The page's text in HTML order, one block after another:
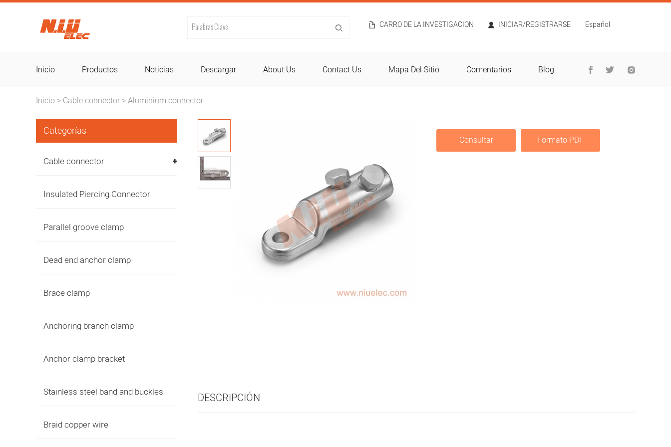
CARRO DE LA INVESTIGACION INICIAR/REGISTRARSE Español
Inicio Productos Noticias Descargar About Us Contact Us Mapa Del Sitio Comentarios Blog
Inicio > Cable connector >Aluminium connector
Categorías
Cable connector
Insulated Piercing Connector
Parallel groove clamp
Dead end anchor clamp
Brace clamp
Anchoring branch clamp
Anchor clamp bracket
Stainless steel band and buckles
Braid copper wire
Consultar Formato PDF
DESCRIPCIÓN